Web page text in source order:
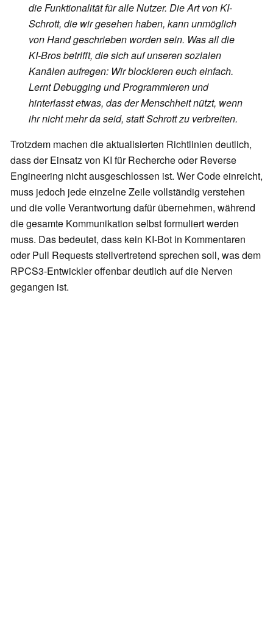
die Funktionalität für alle Nutzer. Die Art von KI-
Schrott, die wir gesehen haben, kann unmöglich
von Hand geschrieben worden sein. Was all die
KI-Bros betrifft, die sich auf unseren sozialen
Kanälen aufregen: Wir blockieren euch einfach.
Lernt Debugging und Programmieren und
hinterlasst etwas, das der Menschheit nützt, wenn
ihr nicht mehr da seid, statt Schrott zu verbreiten.
Trotzdem machen die aktualisierten Richtlinien deutlich,
dass der Einsatz von KI für Recherche oder Reverse
Engineering nicht ausgeschlossen ist. Wer Code einreicht,
muss jedoch jede einzelne Zeile vollständig verstehen
und die volle Verantwortung dafür übernehmen, während
die gesamte Kommunikation selbst formuliert werden
muss. Das bedeutet, dass kein KI-Bot in Kommentaren
oder Pull Requests stellvertretend sprechen soll, was dem
RPCS3-Entwickler offenbar deutlich auf die Nerven
gegangen ist.